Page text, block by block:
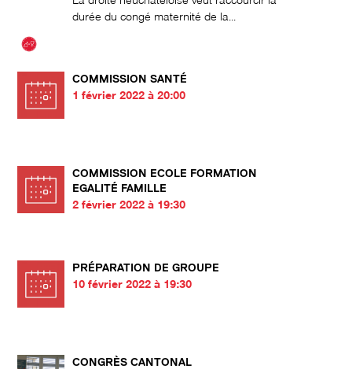
durée du congé maternité de la...
COMMISSION SANTÉ
1 février 2022 à 20:00
COMMISSION ECOLE FORMATION
EGALITÉ FAMILLE
2 février 2022 à 19:30
PRÉPARATION DE GROUPE
10 février 2022 à 19:30
CONGRÈS CANTONAL